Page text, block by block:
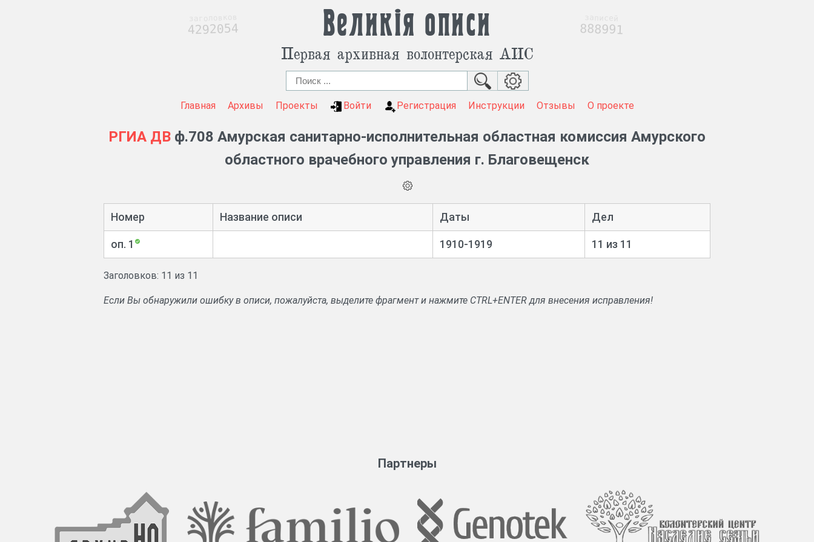
Великія описи
Первая архивная волонтерская АИС
Главная Архивы Проекты Войти Регистрация Инструкции Отзывы О проекте
РГИА ДВ ф.708 Амурская санитарно-исполнительная областная комиссия Амурского
областного врачебного управления г. Благовещенск
Номер Название описи Даты Дел
оп. 1 1910-1919 11 из 11
Заголовков: 11 из 11
Если Вы обнаружили ошибку в описи, пожалуйста, выделите фрагмент и нажмите CTRL+ENTER для внесения исправления!
Партнеры
4292054 888991